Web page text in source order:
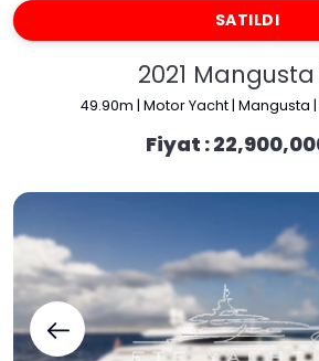
SATILDI
2021 Mangusta
49.90m | Motor Yacht | Mangusta |
Fiyat :